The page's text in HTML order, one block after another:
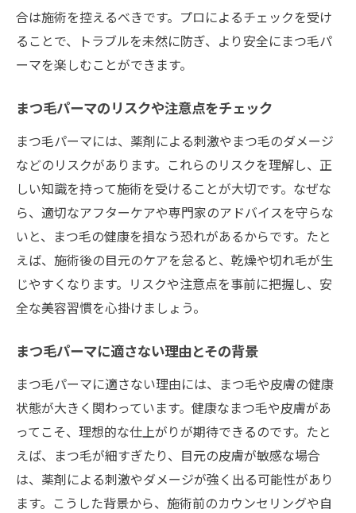
合は施術を控えるべきです。プロによるチェックを受け
ることで、トラブルを未然に防ぎ、より安全にまつ毛パ
ーマを楽しむことができます。
まつ毛パーマのリスクや注意点をチェック
まつ毛パーマには、薬剤による刺激やまつ毛のダメージ
などのリスクがあります。これらのリスクを理解し、正
しい知識を持って施術を受けることが大切です。なぜな
ら、適切なアフターケアや専門家のアドバイスを守らな
いと、まつ毛の健康を損なう恐れがあるからです。たと
えば、施術後の目元のケアを怠ると、乾燥や切れ毛が生
じやすくなります。リスクや注意点を事前に把握し、安
全な美容習慣を心掛けましょう。
まつ毛パーマに適さない理由とその背景
まつ毛パーマに適さない理由には、まつ毛や皮膚の健康
状態が大きく関わっています。健康なまつ毛や皮膚があ
ってこそ、理想的な仕上がりが期待できるのです。たと
えば、まつ毛が細すぎたり、目元の皮膚が敏感な場合
は、薬剤による刺激やダメージが強く出る可能性があり
ます。こうした背景から、施術前のカウンセリングや自